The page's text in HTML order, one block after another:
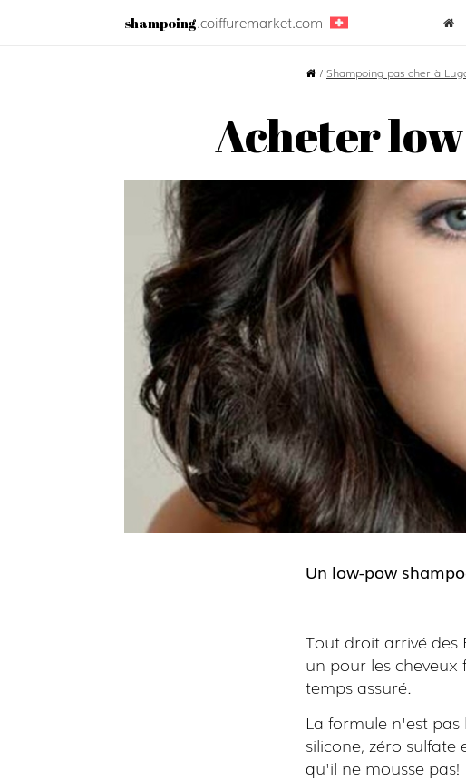
shampoing.coiffuremarket.com
/ Shampoing pas cher à
Acheter
Un low-pow
Tout droit arrivé des
un pour les cheveux
temps assuré.
La formule n'est
silicone, zéro
qu'il ne mousse pas!